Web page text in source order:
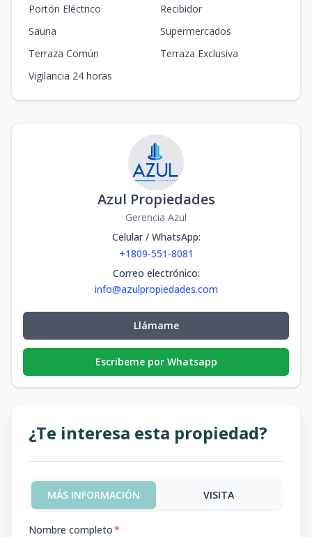
Portón Eléctrico
Recibidor
Sauna
Supermercados
Terraza Común
Terraza Exclusiva
Vigilancia 24 horas
Azul Propiedades
Gerencia Azul
Celular / WhatsApp:
+1809-551-8081
Correo electrónico:
info@azulpropiedades.com
Llámame
Escribeme por Whatsapp
¿Te interesa esta propiedad?
MÁS INFORMACIÓN VISITA
Nombre completo*